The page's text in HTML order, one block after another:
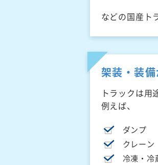
などの国産ト
架装・装
トラックは用
例えば、
ダンプ
クレーン
冷凍・冷